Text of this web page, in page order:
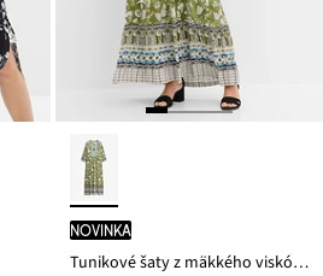
novinka
Tunikové šaty z mäkkého viskózového mixu